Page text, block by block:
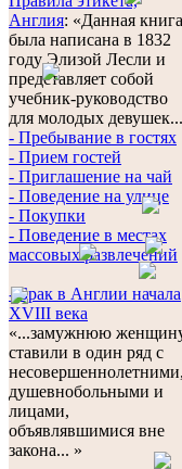
Англия: «Данная книга
была написана в 1832
году Элизой Лесли и
представляет собой
учебник-руководство
для молодых
- Пребывание в гостях
- Прием гостей
- Приглашение на чай
- Поведение на улице
- Покупки
- Поведение в местах
массовых развлечений
- Брак в Англии начала
XVIII века
«...замужнюю
ставили в один ряд с
несовершеннолетними,
душевнобольными и
лицами,
объявлявшимися вне
закона... »